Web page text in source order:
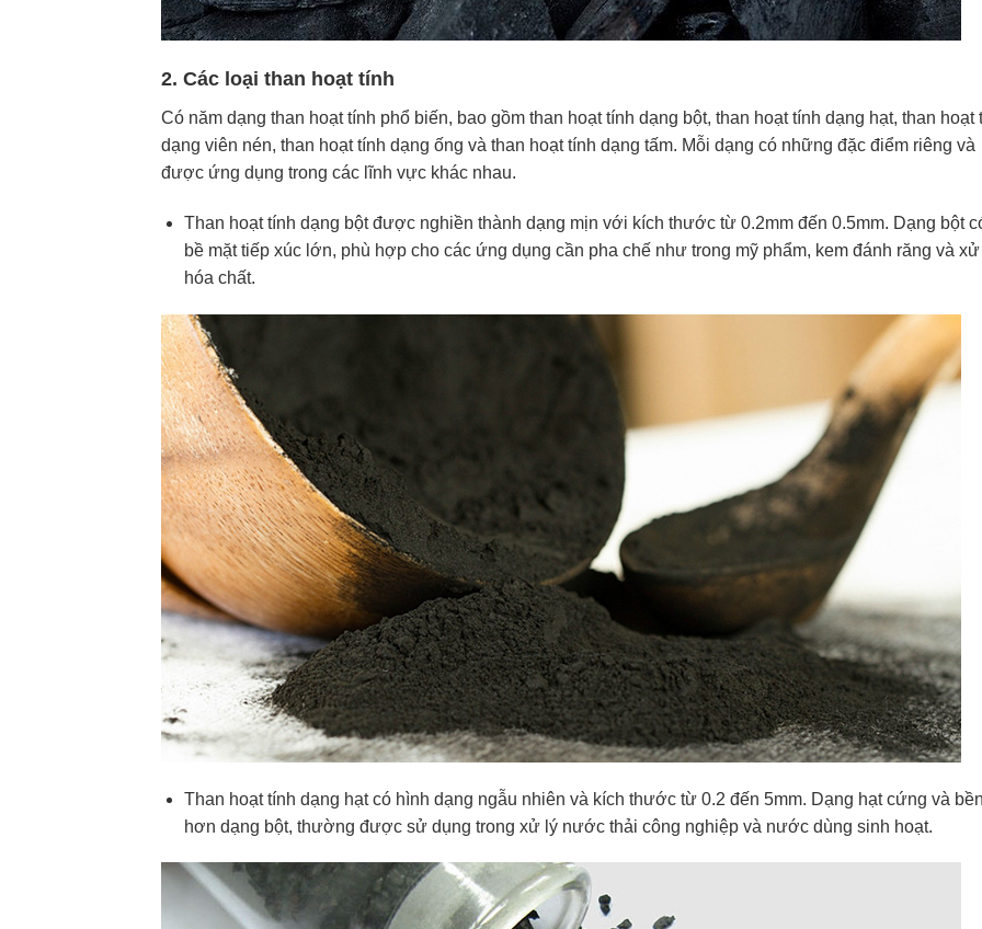
2. Các loại than hoạt tính
Có năm dạng than hoạt tính phổ biến, bao gồm than hoạt tính dạng bột, than hoạt tính dạng hạt, than hoạt
dạng viên nén, than hoạt tính dạng ống và than hoạt tính dạng tấm. Mỗi dạng có những đặc điểm riêng và
được ứng dụng trong các lĩnh vực khác nhau.
Than hoạt tính dạng bột được nghiền thành dạng mịn với kích thước từ 0.2mm đến 0.5mm. Dạng bột
bề mặt tiếp xúc lớn, phù hợp cho các ứng dụng cần pha chế như trong mỹ phẩm, kem đánh răng và
hóa chất.
Than hoạt tính dạng hạt có hình dạng ngẫu nhiên và kích thước từ 0.2 đến 5mm. Dạng hạt cứng và
hơn dạng bột, thường được sử dụng trong xử lý nước thải công nghiệp và nước dùng sinh hoạt.